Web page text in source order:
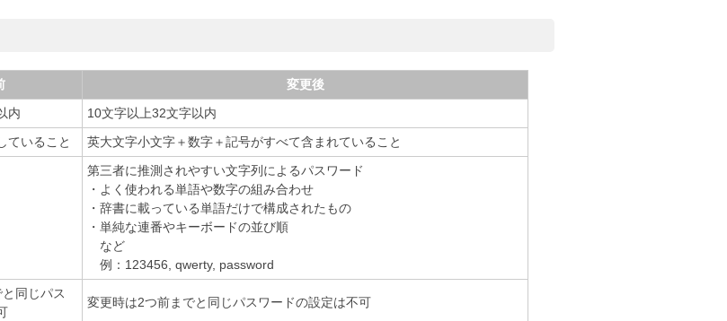
変更後
内
10文字以上32文字以内
ていること 英大文字小文字＋数字＋記号がすべて含まれていること
第三者に推測されやすい文字列によるパスワード
・よく使われる単語や数字の組み合わせ
・辞書に載っている単語だけで構成されたもの
・単純な連番やキーボードの並び順
など
例：123456, qwerty, password
同じパス
変更時は2つ前までと同じパスワードの設定は不可